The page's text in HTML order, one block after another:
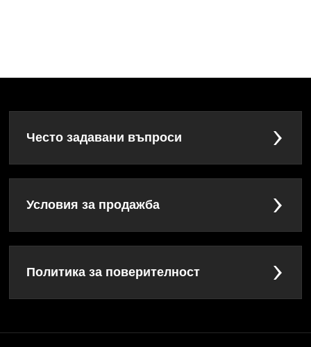
Често задавани въпроси
Условия за продажба
Политика за поверителност